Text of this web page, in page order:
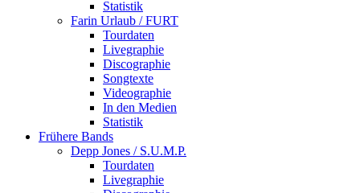
Statistik
Farin Urlaub / FURT
Tourdaten
Livegraphie
Discographie
Songtexte
Videographie
In den Medien
Statistik
Frühere Bands
Depp Jones / S.U.M.P.
Tourdaten
Livegraphie